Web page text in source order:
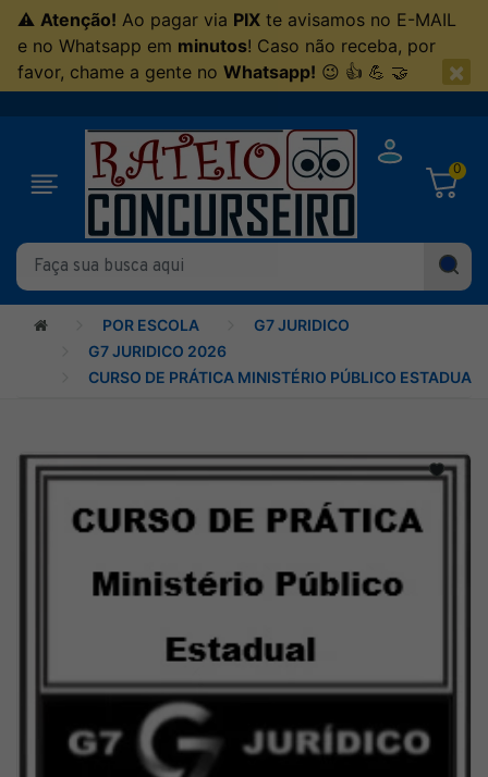
⚠ Atenção! Ao pagar via PIX te avisamos no E-MAIL
e no Whatsapp em minutos! Caso não receba, por
favor, chame a gente no Whatsapp! 😉 👍 💪 🤝 ×
0
POR ESCOLA
G7 JURIDICO
G7 JURIDICO 2026
CURSO DE PRÁTICA MINISTÉRIO PÚBLICO